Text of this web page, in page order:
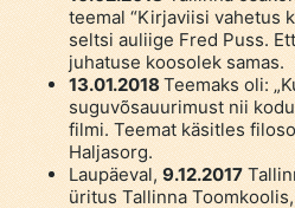
teemal “Kirjaviisi vahetus
seltsi auliige Fred Puss.
juhatuse koosolek samas.
13.01.2018Teemaks oli:
suguvõsauurimust nii
filmi. Teemat käsitles
Haljasorg.
Laupäeval,9.12.2017
üritus Tallinna